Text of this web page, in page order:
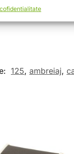
125, ambreiaj,